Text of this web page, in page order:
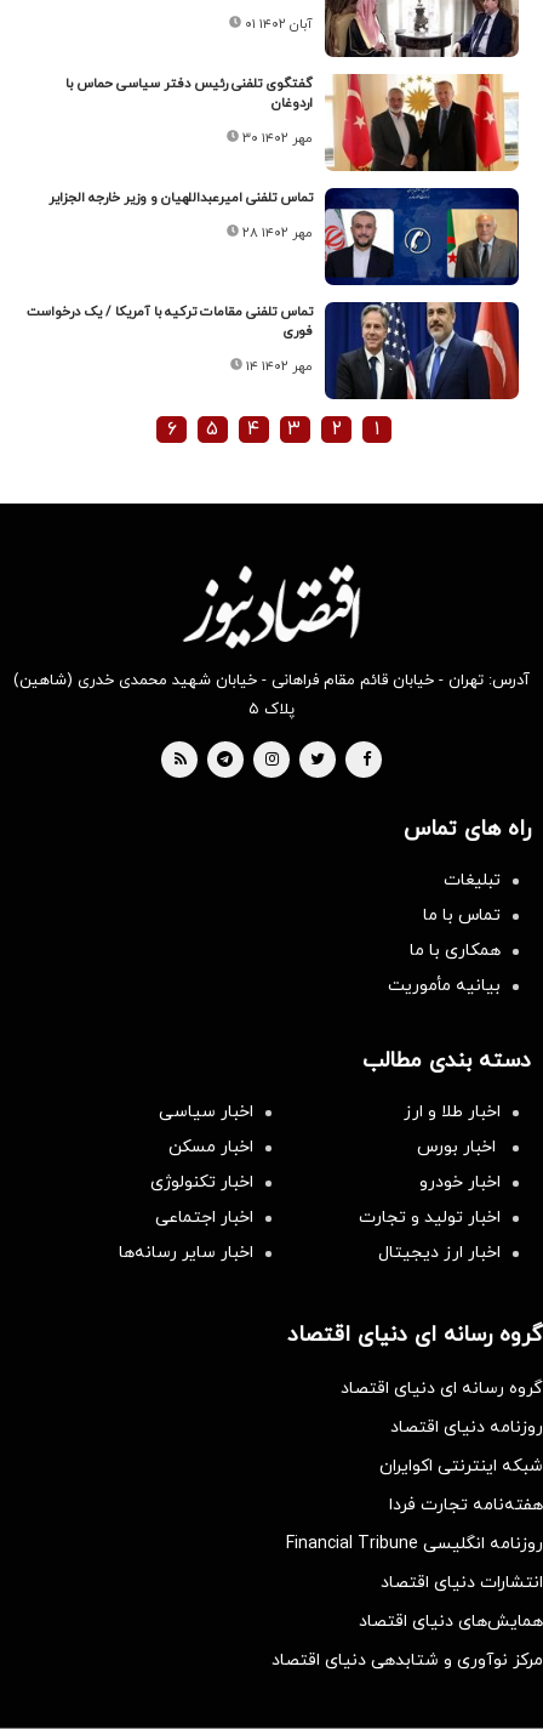
۰۱ آبان ۱۴۰۲
گفتگوی تلفنی رئیس دفتر سیاسی حماس با
اردوغان
۳۰ مهر ۱۴۰۲
تماس تلفنی امیرعبداللهیان و وزیر خارجه الجزایر
۲۸ مهر ۱۴۰۲
تماس تلفنی مقامات ترکیه با آمریکا / یک درخواست
فوری
۱۴ مهر ۱۴۰۲
۱ ۲ ۳ ۴ ۵ ۶
آدرس: تهران - خیابان قائم مقام فراهانی - خیابان شهید محمدی خدری (شاهین)
پلاک ۵
راه های تماس
تبلیغات
تماس با ما
همکاری با ما
بیانیه مأموریت
دسته بندی مطالب
اخبار طلا و ارز
اخبار سیاسی
اخبار بورس
اخبار مسکن
اخبار خودرو
اخبار تکنولوژی
اخبار تولید و تجارت
اخبار اجتماعی
اخبار ارز دیجیتال
اخبار سایر رسانه‌‌ها
گروه رسانه ای دنیای اقتصاد
گروه رسانه ای دنیای اقتصاد
روزنامه دنیای اقتصاد
شبکه اینترنتی اکوایران
هفته‌نامه تجارت فردا
روزنامه انگلیسی Financial Tribune
انتشارات دنیای اقتصاد
همایش‌های دنیای اقتصاد
مرکز نوآوری و شتابدهی دنیای اقتصاد